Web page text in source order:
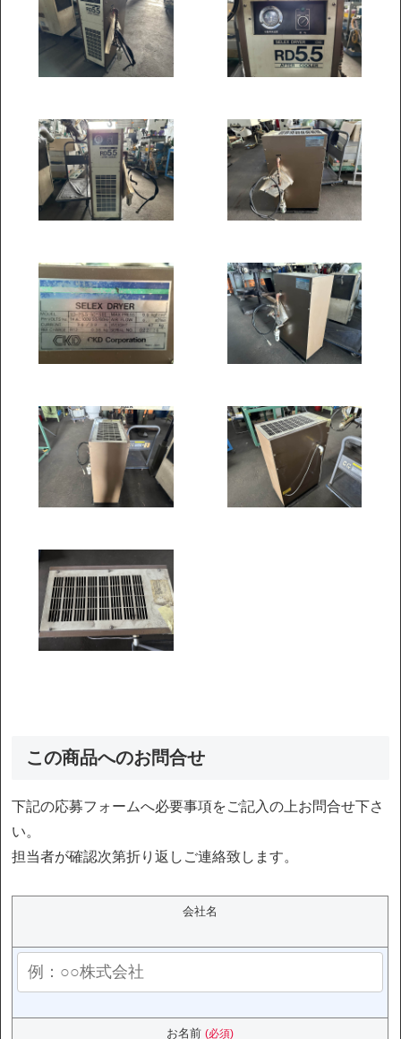
この商品へのお問合せ
下記の応募フォームへ必要事項をご記入の上お問合せ下さ
い。
担当者が確認次第折り返しご連絡致します。
会社名
お名前(必須)